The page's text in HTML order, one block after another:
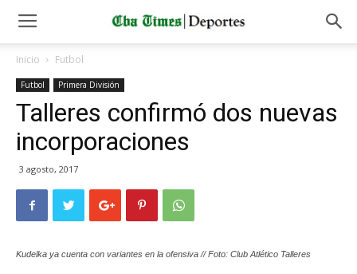
Inicio Futbol
Futbol Primera División
Talleres confirmó dos nuevas
incorporaciones
3 agosto, 2017
Kudelka ya cuenta con variantes en la ofensiva // Foto: Club Atlético Talleres